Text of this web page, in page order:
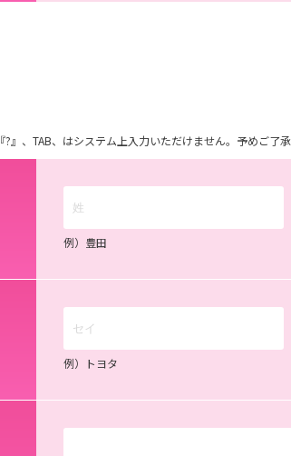
、TAB、はシステム上入力いただけません。予めご了承
例）豊田
例）トヨタ